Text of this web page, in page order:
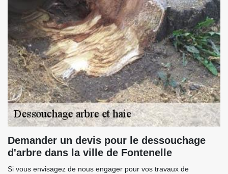
Demander un devis pour le dessouchage
d'arbre dans la ville de Fontenelle
Si vous envisagez de nous engager pour vos travaux de